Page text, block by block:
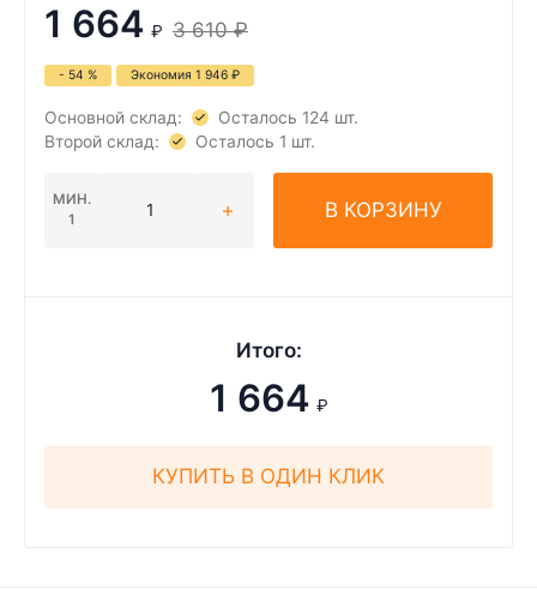
1 664 ₽ 3 610 ₽
- 54 % Экономия 1 946 ₽
Основной склад:
Осталось 124 шт.
Второй склад:
Осталось 1 шт.
МИН.
1
В КОРЗИНУ
Итого:
1 664 ₽
КУПИТЬ В ОДИН КЛИК